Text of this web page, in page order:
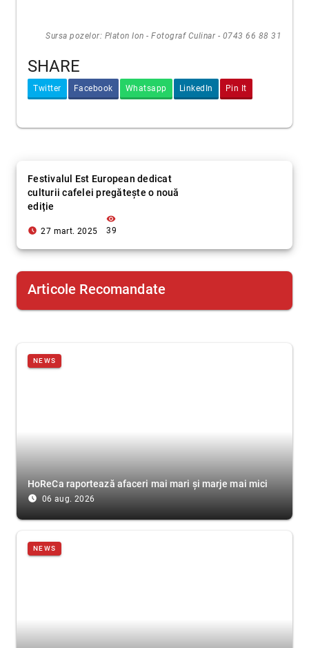
Sursa pozelor: Platon Ion - Fotograf Culinar - 0743 66 88 31
SHARE
Twitter Facebook Whatsapp LinkedIn Pin It
Festivalul Est European dedicat
culturii cafelei pregătește o nouă
ediție
access_time_filled 27 mart. 2025
visibility
39
Articole Recomandate
NEWS
HoReCa raportează afaceri mai mari și marje mai mici
access_time_filled 06 aug. 2026
NEWS